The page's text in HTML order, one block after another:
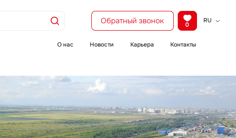
Обратный звонок 0
RU
О нас Новости Карьера Контакты